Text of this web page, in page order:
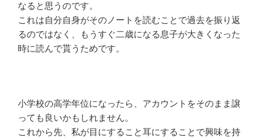
なると思うのです。
これは自分自身がそのノートを読むことで過去を振り返
るのではなく、もうすぐ二歳になる息子が大きくなった
時に読んで貰うためです。
小学校の高学年位になったら、アカウントをそのまま譲
っても良いかもしれません。
これから先、私が目にすること耳にすることで興味を持